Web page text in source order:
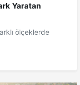
Yaratan
ölçeklerde